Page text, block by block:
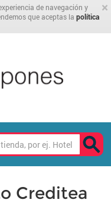
×
de navegación y
que aceptas la política
Creditea